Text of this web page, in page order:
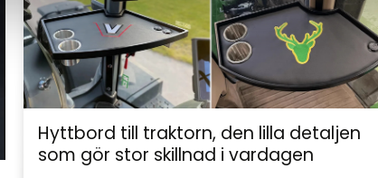
Hyttbord till traktorn, den lilla detaljen
som gör stor skillnad i vardagen